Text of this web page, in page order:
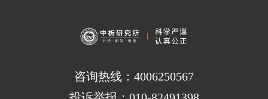
咨询热线：4006250567